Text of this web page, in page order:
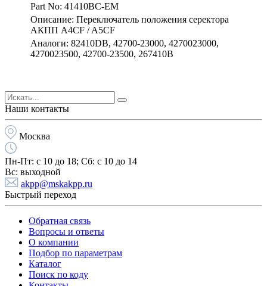
Part No: 41410BC-EM
Описание: Переключатель положения серектора
АКПП A4CF / A5CF
Аналоги: 82410DB, 42700-23000, 4270023000,
4270023500, 42700-23500, 267410B
Наши контакты
Москва
Пн-Пт: с 10 до 18; Cб: с 10 до 14
Вс: выходной
akpp@mskakpp.ru
Быстрый переход
Обратная связь
Вопросы и ответы
О компании
Подбор по параметрам
Каталог
Поиск по коду